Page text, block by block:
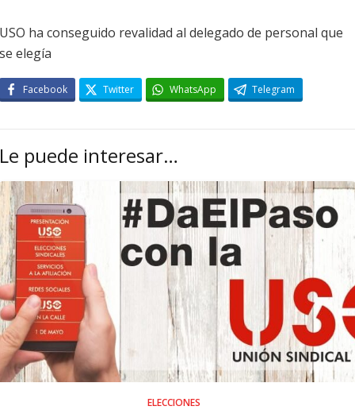
USO ha conseguido revalidad al delegado de personal que
se elegía
Facebook Twitter WhatsApp Telegram
Le puede interesar…
ELECCIONES